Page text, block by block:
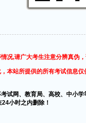
况,请广大考生注意分辨真伪
本站所提供的所有考试信息
试网、教育局、高校、中小
小时之内删除！